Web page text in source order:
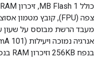
בנפח 256KB וזיכרון RAM בנפח 64KB.